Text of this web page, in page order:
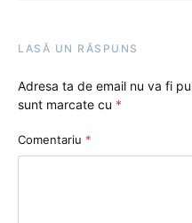
LASĂ UN RĂSPUNS
Adresa ta de email nu va fi
sunt marcate cu *
Comentariu *